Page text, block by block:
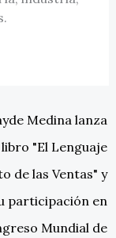
Medina lanza
libro "El Lenguaje
de las Ventas" y
participación en
Mundial de